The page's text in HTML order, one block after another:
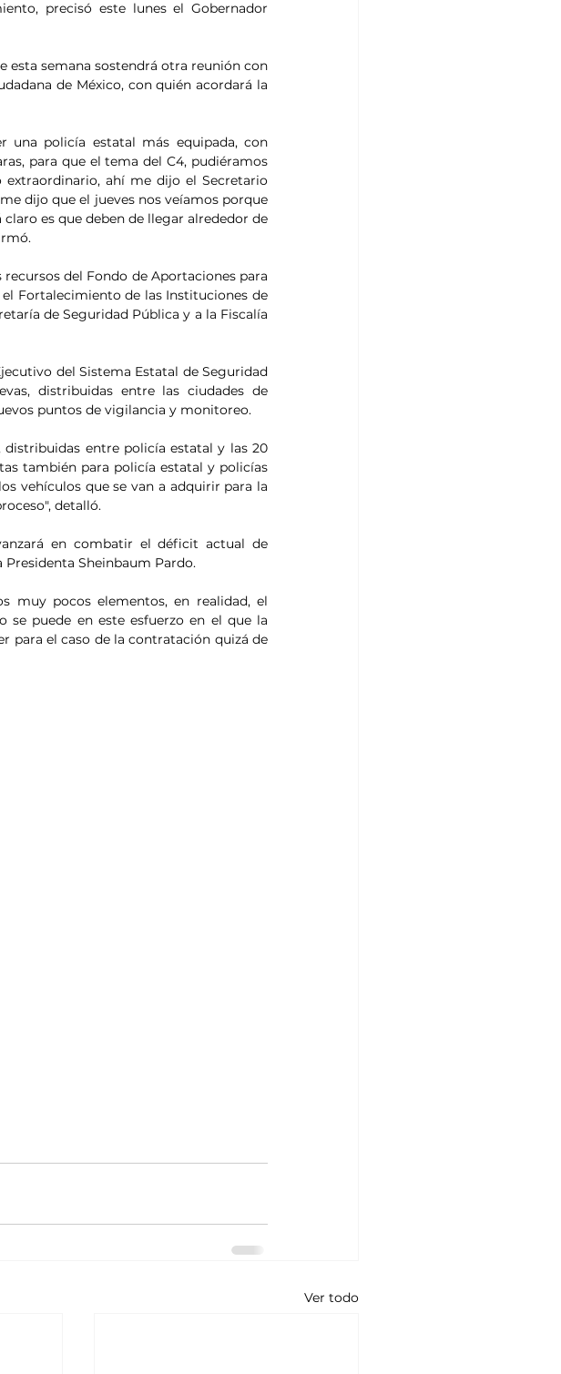
precisó este lunes el Gobernador
esta semana sostendrá otra reunión con
de México, con quién acordará la
una policía estatal más equipada, con
para que el tema del C4, pudiéramos
ahí me dijo el Secretario
dijo que el jueves nos veíamos porque
es que deben de llegar alrededor de
del Fondo de Aportaciones para
Fortalecimiento de las Instituciones de
de Seguridad Pública y a la Fiscalía
del Sistema Estatal de Seguridad
distribuidas entre las ciudades de
puntos de vigilancia y monitoreo.
distribuidas entre policía estatal y las 20
también para policía estatal y policías
vehículos que se van a adquirir para la
detalló.
en combatir el déficit actual de
Sheinbaum Pardo.
muy pocos elementos, en realidad, el
se puede en este esfuerzo en el que la
para el caso de la contratación quizá de
Ver todo